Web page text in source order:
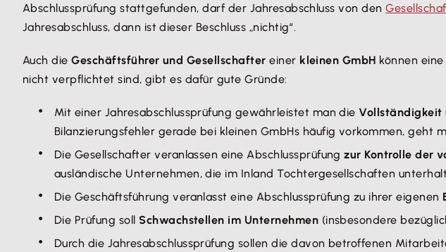
Abschlussprüfung stattgefunden, darf der Jahresabschluss von den
Jahresabschluss, dann ist dieser Beschluss „nichtig“.
Auch dieGeschäftsführer und Gesellschafter einer kleinen GmbH können
nicht verpflichtet sind, gibt es dafür gute Gründe:
Mit einer Jahresabschlussprüfung gewährleistet man die Vollständigkeit
Bilanzierungsfehler gerade bei kleinen GmbHs häufig vorkommen, geht
Die Gesellschafter veranlassen eine Abschlussprüfung zur Kontrolle der
ausländische Unternehmen, die im Inland Tochtergesellschaften
Die Geschäftsführung veranlasst eine Abschlussprüfung zu ihrer eigenen
Die Prüfung sollSchwachstellen im Unternehmen (insbesondere
Durch die Jahresabschlussprüfung sollen die davon betroffenen